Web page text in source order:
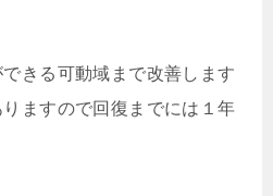
きる可動域まで改善します
ますので回復までには１年